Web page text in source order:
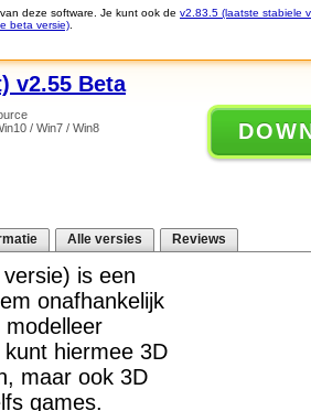
deze software. Je kunt ook de v2.83.5 (laatste stabiele
beta versie)
v2.55 Beta
/ Win7 / Win8
Alle versies Reviews
is een
onafhankelijk
hiermee 3D
maar ook 3D
games.